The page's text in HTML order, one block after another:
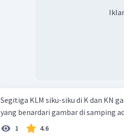
Segitiga KLM siku-siku di K dan KN
yang benardari gambar di samping
1 4.6